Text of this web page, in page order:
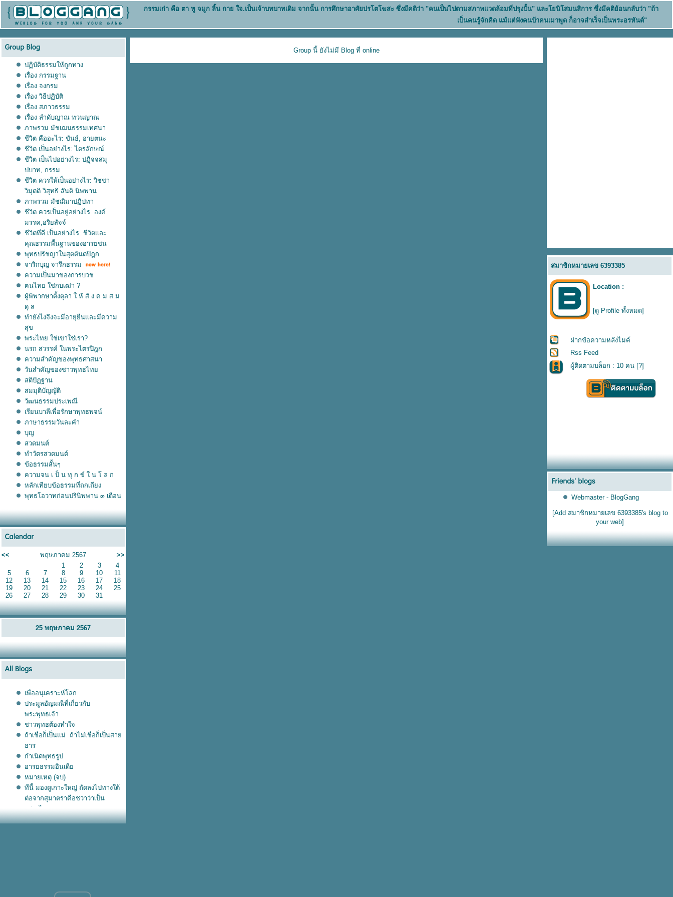
กรรมเก่า คือ ตา หู จมูก ลิ้น กาย ใจ.เป็นเจ้าบทบาทเดิม จากนั้น การศึกษาอาศัยปรโตโฆสะ ซึ่งมีคติว่า "คนเป็นไปตามสภาพแวดล้อมที่ปรุงปั้น" และโยนิโสมนสิการ ซึ่งมีคติย้อนกลับว่า "ถ้า
เป็นคนรู้จักคิด แม้แต่ฟังคนบ้าคนเมาพูด ก็อาจสำเร็จเป็นพระอรหันต์"
ปฏิบัติธรรมให้ถูกทาง
เรื่อง กรรมฐาน
เรื่อง จงกรม
เรื่อง วิธีปฏิบัติ
เรื่อง สภาวธรรม
เรื่อง ลำดับญาณ ทวนญาณ
ภาพรวม มัชเฌนธรรมเทศนา
ชีวิต คืออะไร: ขันธ์, อายตนะ
ชีวิต เป็นอย่างไร: ไตรลักษณ์
ชีวิต เป็นไปอย่างไร: ปฏฺิจจสมุ
ปบาท, กรรม
ชีวิต ควรให้เป็นอย่างไร: วิชชา
วิมุตติ วิสุทธิ สันติ นิพพาน
ภาพรวม มัชฌิมาปฏิปทา
ชีวิต ควรเป็นอยู่อย่างไร: องค์
มรรค,อริยสัจจ์
ชีวิตที่ดี เป็นอย่างไร: ชีวิตและ
คุณธรรมพื้นฐานของอารยชน
พุทธปรัชญาในสุตตันตปิฎก
จาริกบุญ จารึกธรรม
ความเป็นมาของการบวช
ฅนไทย ใช่กบเฒ่า ?
ผู้พิพากษาตั้งตุลา ใ ห้ สั ง ค ม ส ม
ดุ ล
ทำยังไงจึงจะมีอายุยืนและมีความ
สุข
พระไทย ใช่เขาใช่เรา?
นรก สวรรค์ ในพระไตรปิฎก
ความสำคัญของพุทธศาสนา
วันสำคัญของชาวพุทธไท
สติปัฏฐาน
สมมุติบัญญัติ
วัฒนธรรมประเพณี
เรียนบาลีเพื่อรักษาพุทธพจน์
ภาษาธรรมวันละคำ
บุญ
สวดมนต์
ทำวัตรสวดมนต์
ข้อธรรมสั้นๆ
ความจน เ ป็ น ทุ ก ข์ ใ น โ ล ก
หลักเทียบข้อธรรมที่ถกเถียง
พุทธโอวาทก่อนปรินิพพาน ๓ เดือน
<< พฤษภาคม 2567
>>
1
2 3
4
5
6 7 8 9 10
11
12
13 14 15 16 17
18
19
20 21 22 23 24
25
26
27 28 29 30 31
25 พฤษภาคม 2567
เพื่ออนุเคราะห์โลก
ประมูลอัญมณีที่เกี่ยวกับ
พระพุทธเจ้า
ชาวพุทธต้องทำใจ
ถ้าเชื่อก็เป็นแม่ ถ้าไม่เชื่อก็เป็นสา
ธาร
กำเนิดพุทธรูป
อารยธรรมอินเดี
หมายเหตุ (จบ)
ทีนี้ มองดูเกาะใหญ่ ถัดลงไปทางใต้
ต่อจากสุมาตราคือชวาว่าเป็น
อย่างไร
มะละกาลับหาย สุมาตรา-ชวา เฟื่อง
Group นี้ ยังไม่มี Blog ที่ online
สมาชิกหมายเลข 6393385
Location :
[ดู Profile ทั้งหมด]
ฝากข้อความหลังไมค์
Rss Feed
ผู้ติดตามบล็อก : 10 คน [?]
Webmaster - BlogGang
[Add สมาชิกหมายเลข 6393385's blog to
your web]